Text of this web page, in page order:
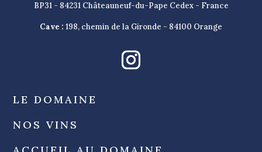
BP31 - 84231 Châteauneuf-du-Pape Cedex - France
Cave : 198, chemin de la Gironde - 84100 Orange
LE DOMAINE
NOS VINS